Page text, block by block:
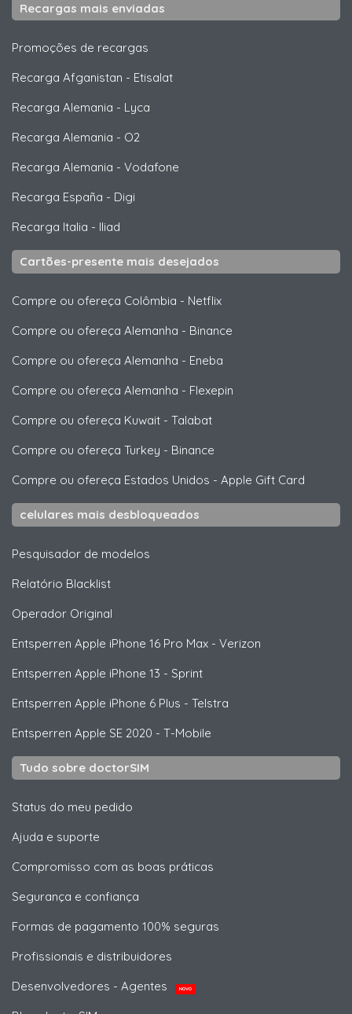
Recargas mais enviadas
Promoções de recargas
Recarga Afganistan - Etisalat
Recarga Alemania - Lyca
Recarga Alemania - O2
Recarga Alemania - Vodafone
Recarga España - Digi
Recarga Italia - Iliad
Cartões-presente mais desejados
Compre ou ofereça Colômbia - Netflix
Compre ou ofereça Alemanha - Binance
Compre ou ofereça Alemanha - Eneba
Compre ou ofereça Alemanha - Flexepin
Compre ou ofereça Kuwait - Talabat
Compre ou ofereça Turkey - Binance
Compre ou ofereça Estados Unidos - Apple Gift Card
celulares mais desbloqueados
Pesquisador de modelos
Relatório Blacklist
Operador Original
Entsperren Apple iPhone 16 Pro Max - Verizon
Entsperren Apple iPhone 13 - Sprint
Entsperren Apple iPhone 6 Plus - Telstra
Entsperren Apple SE 2020 - T-Mobile
Tudo sobre doctorSIM
Status do meu pedido
Ajuda e suporte
Compromisso com as boas práticas
Segurança e confiança
Formas de pagamento 100% seguras
Profissionais e distribuidores
Desenvolvedores - Agentes
NOVO